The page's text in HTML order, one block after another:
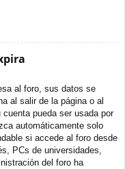
al foro, sus datos se
al salir de la página o al
pueda ser usada por
automáticamente solo
si accede al foro desde
PCs de universidades,
del foro ha